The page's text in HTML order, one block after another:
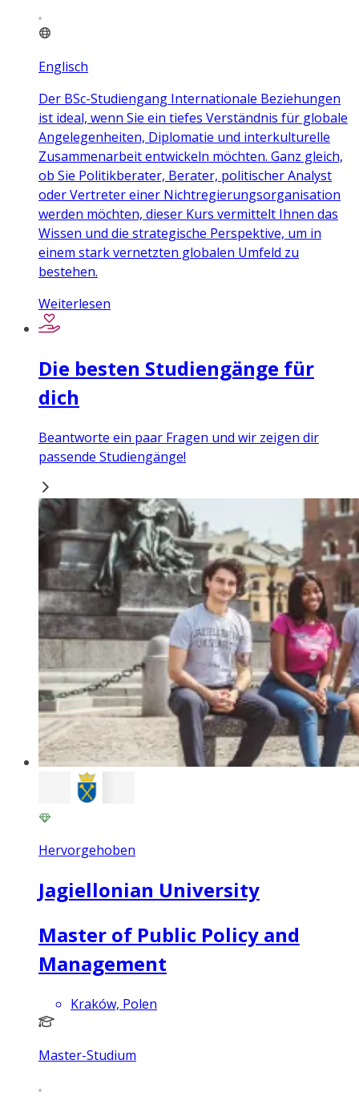
Englisch
Der BSc-Studiengang Internationale Beziehungen
ist ideal, wenn Sie ein tiefes Verständnis für globale
Angelegenheiten, Diplomatie und interkulturelle
Zusammenarbeit entwickeln möchten. Ganz gleich,
ob Sie Politikberater, Berater, politischer Analyst
oder Vertreter einer Nichtregierungsorganisation
werden möchten, dieser Kurs vermittelt Ihnen das
Wissen und die strategische Perspektive, um in
einem stark vernetzten globalen Umfeld zu
bestehen.
Weiterlesen
Die besten Studiengänge für
dich
Beantworte ein paar Fragen und wir zeigen dir
passende Studiengänge!
Hervorgehoben
Jagiellonian University
Master of Public Policy and
Management
Kraków, Polen
Master-Studium